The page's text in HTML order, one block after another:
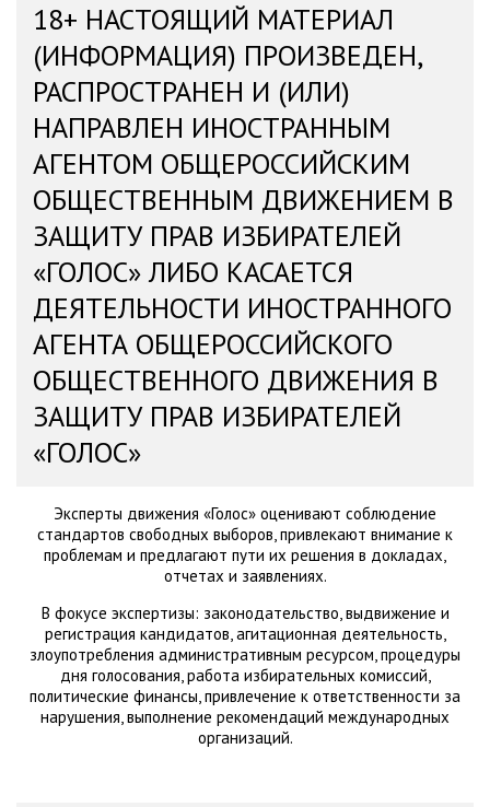
18+ НАСТОЯЩИЙ МАТЕРИАЛ
(ИНФОРМАЦИЯ) ПРОИЗВЕДЕН,
РАСПРОСТРАНЕН И (ИЛИ)
НАПРАВЛЕН ИНОСТРАННЫМ
АГЕНТОМ ОБЩЕРОССИЙСКИМ
ОБЩЕСТВЕННЫМ ДВИЖЕНИЕМ В
ЗАЩИТУ ПРАВ ИЗБИРАТЕЛЕЙ
«ГОЛОС» ЛИБО КАСАЕТСЯ
ДЕЯТЕЛЬНОСТИ ИНОСТРАННОГО
АГЕНТА ОБЩЕРОССИЙСКОГО
ОБЩЕСТВЕННОГО ДВИЖЕНИЯ В
ЗАЩИТУ ПРАВ ИЗБИРАТЕЛЕЙ
«ГОЛОС»
Эксперты движения «Голос» оценивают соблюдение
стандартов свободных выборов, привлекают внимание к
проблемам и предлагают пути их решения в докладах,
отчетах и заявлениях.
В фокусе экспертизы: законодательство, выдвижение и
регистрация кандидатов, агитационная деятельность,
злоупотребления административным ресурсом, процедуры
дня голосования, работа избирательных комиссий,
политические финансы, привлечение к ответственности за
нарушения, выполнение рекомендаций международных
организаций.